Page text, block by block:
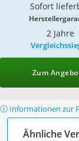
Sofort
2 Jahre
Zum
ⓘ Informationen zur
Ähnliche